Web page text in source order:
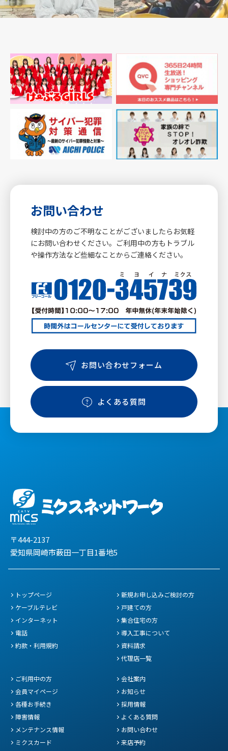
お問い合わせ
検討中の方のご不明なことがございましたらお気軽
にお問い合わせください。ご利用中の方もトラブル
や操作方法など些細なことからご連絡ください。
お問い合わせフォーム
よくある質問
〒444-2137
愛知県岡崎市薮田一丁目1番地5
トップページ
ケーブルテレビ
インターネット
電話
約款・利用規約
新規お申し込みご検討の方
戸建ての方
集合住宅の方
導入工事について
資料請求
代理店一覧
ご利用中の方
会員マイページ
各種お手続き
障害情報
メンテナンス情報
ミクスカード
会社案内
お知らせ
採用情報
よくある質問
お問い合わせ
来店予約